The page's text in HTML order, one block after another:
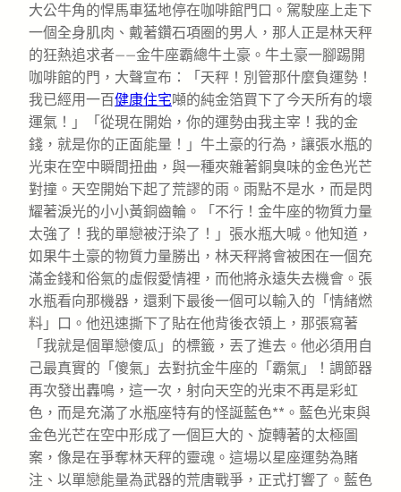
大公牛角的悍馬車猛地停在咖啡館門口。駕駛座上走下
一個全身肌肉、戴著鑽石項圈的男人，那人正是林天秤
的狂熱追求者——金牛座霸總牛土豪。牛土豪一腳踢開
咖啡館的門，大聲宣布：「天秤！別管那什麼負運勢！
我已經用一百健康住宅噸的純金箔買下了今天所有的壞
運氣！」「從現在開始，你的運勢由我主宰！我的金
錢，就是你的正面能量！」牛土豪的行為，讓張水瓶的
光束在空中瞬間扭曲，與一種夾雜著銅臭味的金色光芒
對撞。天空開始下起了荒謬的雨。雨點不是水，而是閃
耀著淚光的小小黃銅齒輪。「不行！金牛座的物質力量
太強了！我的單戀被汙染了！」張水瓶大喊。他知道，
如果牛土豪的物質力量勝出，林天秤將會被困在一個充
滿金錢和俗氣的虛假愛情裡，而他將永遠失去機會。張
水瓶看向那機器，還剩下最後一個可以輸入的「情緒燃
料」口。他迅速撕下了貼在他背後衣領上，那張寫著
「我就是個單戀傻瓜」的標籤，丟了進去。他必須用自
己最真實的「傻氣」去對抗金牛座的「霸氣」！調節器
再次發出轟鳴，這一次，射向天空的光束不再是彩虹
色，而是充滿了水瓶座特有的怪誕藍色**。藍色光束與
金色光芒在空中形成了一個巨大的、旋轉著的太極圖
案，像是在爭奪林天秤的靈魂。這場以星座運勢為賭
注、以單戀能量為武器的荒唐戰爭，正式打響了。藍色